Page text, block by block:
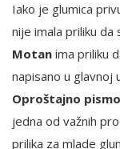
Iako je glumica
nije imala priliku da
Motan ima priliku
napisano u glavnoj
Oproštajno pismo
jedna od važnih
prilika za mlade